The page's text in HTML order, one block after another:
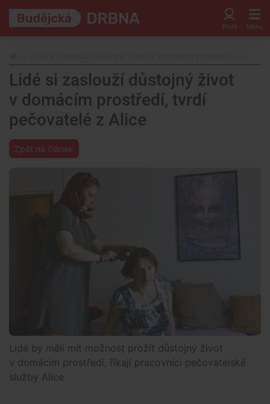
Lidé si zaslouží důstojný život
v domácím prostředí, tvrdí
pečovatelé z Alice
Zpět na článek
Lidé by měli mít možnost prožít důstojný život
v domácím prostředí, říkají pracovníci pečovatelské
služby Alice